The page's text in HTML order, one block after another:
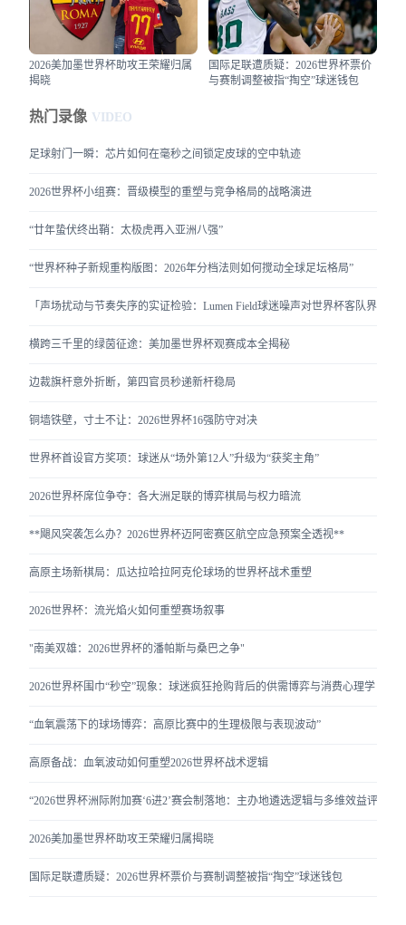
2026美加墨世界杯助攻王荣耀归属
揭晓
国际足联遭质疑：2026世界杯票价
与赛制调整被指“掏空”球迷钱包
热门录像 VIDEO
足球射门一瞬：芯片如何在毫秒之间锁定皮球的空中轨迹
2026世界杯小组赛：晋级模型的重塑与竞争格局的战略演进
“廿年蛰伏终出鞘：太极虎再入亚洲八强”
“世界杯种子新规重构版图：2026年分档法则如何搅动全球足坛格局”
「声场扰动与节奏失序的实证检验：Lumen Field球迷噪声对世界杯客队界外
横跨三千里的绿茵征途：美加墨世界杯观赛成本全揭秘
边裁旗杆意外折断，第四官员秒递新杆稳局
铜墙铁壁，寸土不让：2026世界杯16强防守对决
世界杯首设官方奖项：球迷从“场外第12人”升级为“获奖主角”
2026世界杯席位争夺：各大洲足联的博弈棋局与权力暗流
**飓风突袭怎么办？2026世界杯迈阿密赛区航空应急预案全透视**
高原主场新棋局：瓜达拉哈拉阿克伦球场的世界杯战术重塑
2026世界杯：流光焰火如何重塑赛场叙事
"南美双雄：2026世界杯的潘帕斯与桑巴之争"
2026世界杯围巾“秒空”现象：球迷疯狂抢购背后的供需博弈与消费心理学
“血氧震荡下的球场博弈：高原比赛中的生理极限与表现波动”
高原备战：血氧波动如何重塑2026世界杯战术逻辑
“2026世界杯洲际附加赛‘6进2’赛会制落地：主办地遴选逻辑与多维效益评估”
2026美加墨世界杯助攻王荣耀归属揭晓
国际足联遭质疑：2026世界杯票价与赛制调整被指“掏空”球迷钱包